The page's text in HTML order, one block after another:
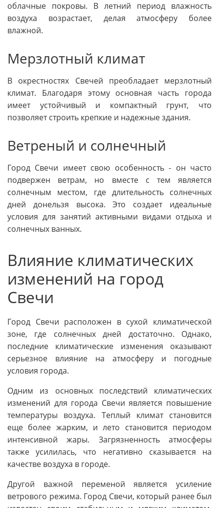
облачные покровы. В летний период влажность
воздуха возрастает, делая атмосферу более
влажной.
Мерзлотный климат
В окрестностях Свечей преобладает мерзлотный
климат. Благодаря этому основная часть города
имеет устойчивый и компактный грунт, что
позволяет строить крепкие и надежные здания.
Ветреный и солнечный
Город Свечи имеет свою особенность - он часто
подвержен ветрам, но вместе с тем является
солнечным местом, где длительность солнечных
дней донельзя высока. Это создает идеальные
условия для занятий активными видами отдыха и
солнечных ванных.
Влияние климатических
изменений на город
Свечи
Город Свечи расположен в сухой климатической
зоне, где солнечных дней достаточно. Однако,
последние климатические изменения оказывают
серьезное влияние на атмосферу и погодные
условия города.
Одним из основных последствий климатических
изменений для города Свечи является повышение
температуры воздуха. Теплый климат становится
еще более жарким, и лето становится периодом
интенсивной жары. Загрязненность атмосферы
также усилилась, что негативно сказывается на
качестве воздуха в городе.
Другой важной переменой является усиление
ветрового режима. Город Свечи, который ранее был